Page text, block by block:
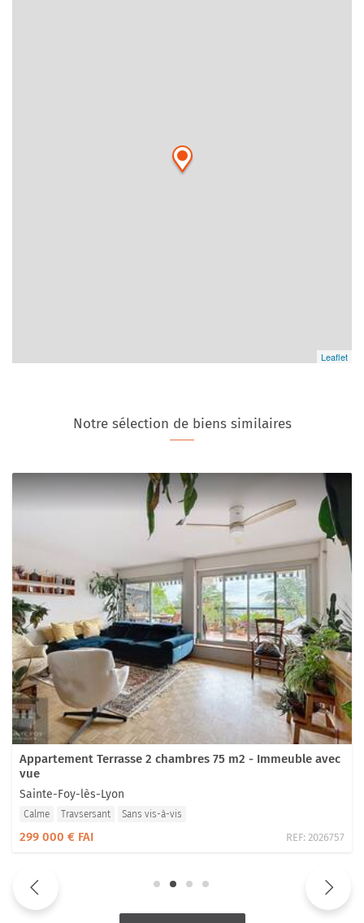
Leaflet
Notre sélection de biens similaires
Appartement Terrasse 2 chambres 75 m2 - Immeuble avec
vue
Sainte-Foy-lès-Lyon
Calme Travsersant Sans vis-à-vis
299 000 € FAI REF: 2026757